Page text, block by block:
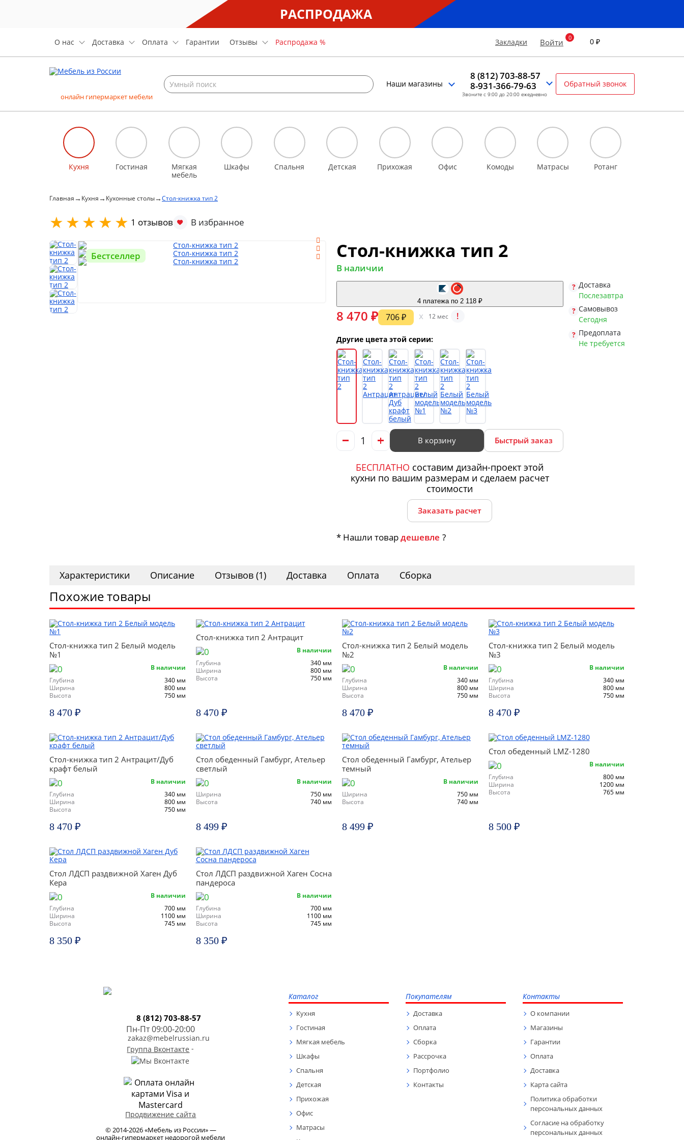
РАСПРОДАЖА
О нас Доставка Оплата Гарантии Отзывы Распродажа % Закладки Войти 0 ₽
онлайн гипермаркет мебели
Наши магазины
8 (812) 703-88-57
8-931-366-79-63
Звоните с 9:00 до 20:00 ежедневно
Обратный звонок
Кухня Гостиная
Мягкая
мебель
Шкафы Спальня Детская Прихожая Офис Комоды Матрасы Ротанг
Главная→ Кухня→ Кухонные столы→Стол-книжка тип 2
1 отзывов
Бестселлер Стол-книжка тип 2
В наличии
4 платежа по 2 118 ₽
8 470 ₽ 706 ₽ x 12 мес !
Другие цвета этой серии:
В корзину Быстрый заказ
БЕСПЛАТНО составим дизайн-проект этой
кухни по вашим размерам и сделаем расчет
стоимости
Заказать расчет
* Нашли товардешевле ?
Доставка
Послезавтра
Самовывоз
Сегодня
Предоплата
Не требуется
Характеристики Описание Отзывов (1) Доставка Оплата Сборка
Похожие товары
Стол-книжка тип 2 Белый модель
№1
В наличии
Глубина
340 мм
Ширина
800 мм
Высота
750 мм
8 470 ₽
Стол-книжка тип 2 Антрацит
В наличии
Глубина
340 мм
Ширина
800 мм
Высота
750 мм
8 470 ₽
Стол-книжка тип 2 Белый модель
№2
В наличии
Глубина
340 мм
Ширина
800 мм
Высота
750 мм
8 470 ₽
Стол-книжка тип 2 Белый модель
№3
В наличии
Глубина
340 мм
Ширина
800 мм
Высота
750 мм
8 470 ₽
Стол-книжка тип 2 Антрацит/Дуб
крафт белый
В наличии
Глубина
340 мм
Ширина
800 мм
Высота
750 мм
8 470 ₽
Стол обеденный Гамбург, Ательер
светлый
В наличии
Ширина
750 мм
Высота
740 мм
8 499 ₽
Стол обеденный Гамбург, Ательер
темный
В наличии
Ширина
750 мм
Высота
740 мм
8 499 ₽
Стол обеденный LMZ-1280
В наличии
Глубина
800 мм
Ширина
1200 мм
Высота
765 мм
8 500 ₽
Стол ЛДСП раздвижной Хаген Дуб
Кера
В наличии
Глубина
700 мм
Ширина
1100 мм
Высота
745 мм
8 350 ₽
Стол ЛДСП раздвижной Хаген Сосна
пандероса
В наличии
Глубина
700 мм
Ширина
1100 мм
Высота
745 мм
8 350 ₽
8 (812) 703-88-57
Пн-Пт 09:00-20:00
zakaz@mebelrussian.ru
Группа Вконтакте -
Продвижение сайта
© 2014-2026 «Мебель из России» —
онлайн-гипермаркет недорогой мебели
Каталог
Кухня
Гостиная
Мягкая мебель
Шкафы
Спальня
Детская
Прихожая
Офис
Матрасы
Покупателям
Доставка
Оплата
Сборка
Рассрочка
Портфолио
Контакты
Контакты
О компании
Магазины
Гарантии
Оплата
Доставка
Карта сайта
Политика обработки
персональных данных
Согласие на обработку
персональных данных